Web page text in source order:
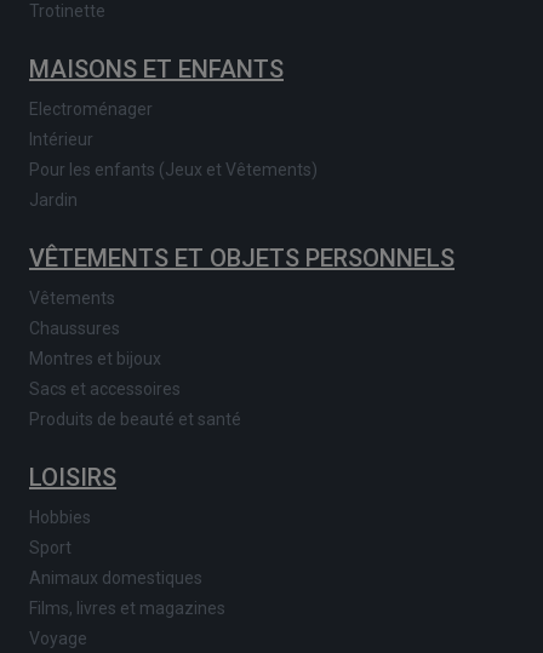
Trotinette
MAISONS ET ENFANTS
Electroménager
Intérieur
Pour les enfants (Jeux et Vêtements)
Jardin
VÊTEMENTS ET OBJETS PERSONNELS
Vêtements
Chaussures
Montres et bijoux
Sacs et accessoires
Produits de beauté et santé
LOISIRS
Hobbies
Sport
Animaux domestiques
Films, livres et magazines
Voyage